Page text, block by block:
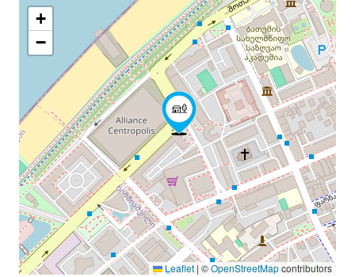
+
−
Leaflet | ©OpenStreetMapcontributors